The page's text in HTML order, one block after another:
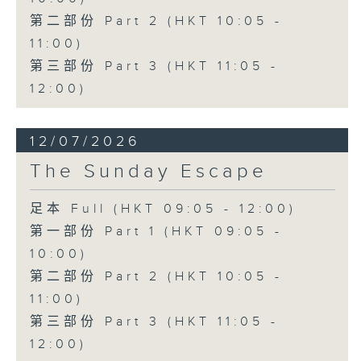
第二部份 Part 2 (HKT 10:05 -
11:00)
第三部份 Part 3 (HKT 11:05 -
12:00)
12/07/2026
The Sunday Escape
足本 Full (HKT 09:05 - 12:00)
第一部份 Part 1 (HKT 09:05 -
10:00)
第二部份 Part 2 (HKT 10:05 -
11:00)
第三部份 Part 3 (HKT 11:05 -
12:00)